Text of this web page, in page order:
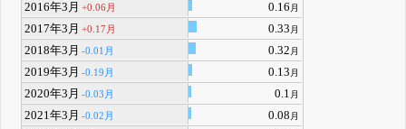
2016年3月 +0.06月 0.16月
2017年3月 +0.17月 0.33月
2018年3月 -0.01月 0.32月
2019年3月 -0.19月 0.13月
2020年3月 -0.03月 0.1月
2021年3月 -0.02月 0.08月